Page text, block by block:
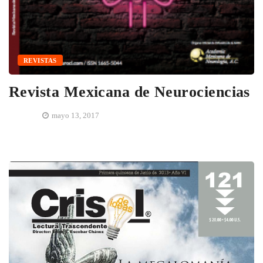
REVISTAS
Revista Mexicana de Neurociencias
mayo 13, 2017